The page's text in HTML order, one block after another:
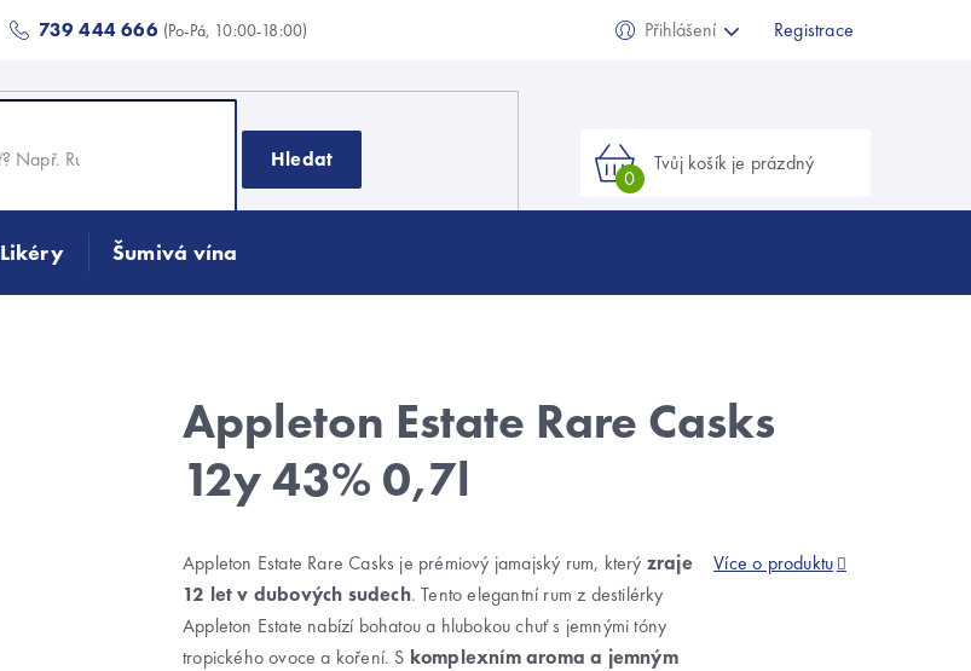
739 444 666 (Po-Pá, 10:00-18:00) Přihlášení Registrace
Hledat Nákupní
košík
Likéry Šumivá vína
Appleton Estate Rare Casks
12y 43% 0,7l
Appleton Estate Rare Casks je prémiový jamajský rum, který zraje
12 let v dubových sudech. Tento elegantní rum z destilérky
Appleton Estate nabízí bohatou a hlubokou chuť s jemnými tóny
tropického ovoce a koření. S komplexním aroma a jemným
Více o produktu